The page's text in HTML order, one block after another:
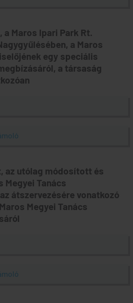
Maros Ipari Park Rt.
a Maros
egy speciális
a társaság
az utólag módosított és
Megyei Tanács
átszervezésére vonatkozó
Megyei Tanács